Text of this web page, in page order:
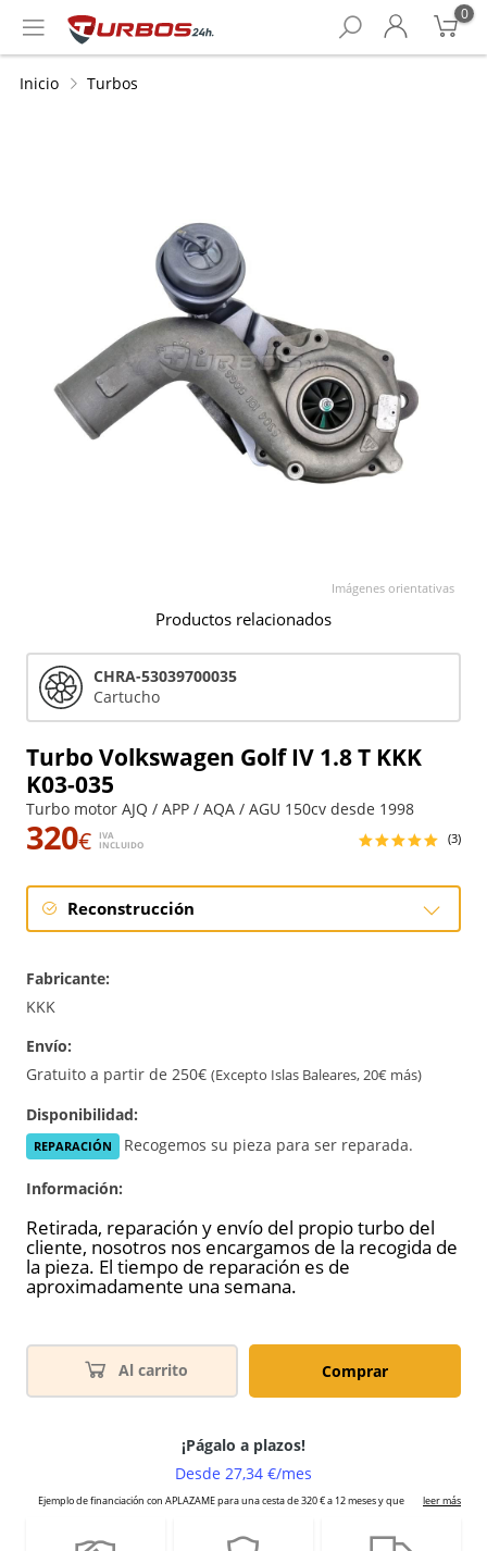
0
Inicio Turbos
Turbo Volkswagen Golf IV 1.8 T KKK
K03-035
Turbo motor AJQ / APP / AQA / AGU 150cv desde 1998
320€
IVA
INCLUIDO
(3)
Reconstrucción
Fabricante:
KKK
Envío:
Gratuito a partir de 250€ (Excepto Islas Baleares, 20€ más)
Disponibilidad:
REPARACIÓN Recogemos su pieza para ser reparada.
Información:
Retirada, reparación y envío del propio turbo del
cliente, nosotros nos encargamos de la recogida de
la pieza. El tiempo de reparación es de
aproximadamente una semana.
Al carrito Comprar
Imágenes orientativas
Productos relacionados
CHRA-53039700035
Cartucho